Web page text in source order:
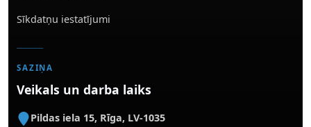
Sīkdatņu iestatījumi
SAZIŅA
Veikals un darba laiks
Pildas iela 15, Rīga, LV-1035